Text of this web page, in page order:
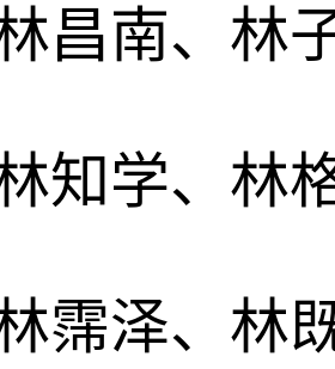
昌南、林
知学、林
霈泽、林